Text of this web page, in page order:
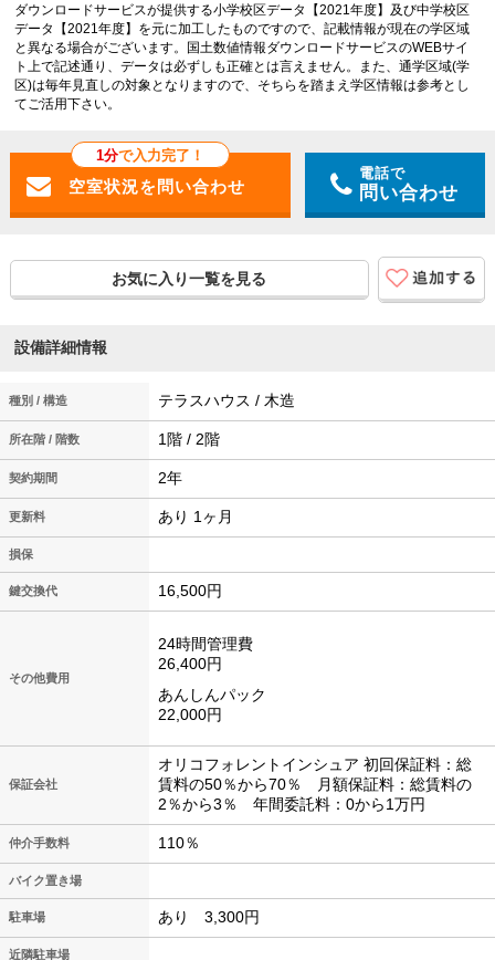
ダウンロードサービスが提供する小学校区データ【2021年度】及び中学校区
データ【2021年度】を元に加工したものですので、記載情報が現在の学区域
と異なる場合がございます。国土数値情報ダウンロードサービスのWEBサイ
ト上で記述通り、データは必ずしも正確とは言えません。また、通学区域(学
区)は毎年見直しの対象となりますので、そちらを踏まえ学区情報は参考とし
てご活用下さい。
1分で入力完了！
電話で
問い合わせ
お気に入り一覧を見る
設備詳細情報
種別 / 構造 テラスハウス / 木造
所在階 / 階数 1階 / 2階
契約期間 2年
更新料 あり 1ヶ月
損保
鍵交換代 16,500円
その他費用
24時間管理費
26,400円
あんしんパック
22,000円
保証会社
オリコフォレントインシュア 初回保証料：総
賃料の50％から70％ 月額保証料：総賃料の
2％から3％ 年間委託料：0から1万円
仲介手数料 110％
バイク置き場
駐車場 あり 3,300円
近隣駐車場